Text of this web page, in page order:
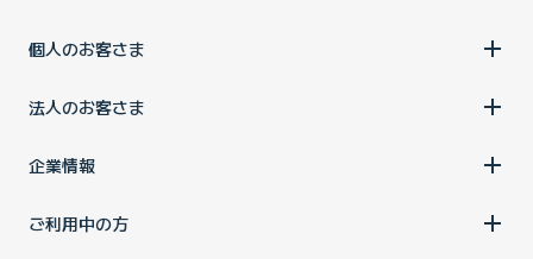
個人のお客さま
法人のお客さま
企業情報
ご利用中の方